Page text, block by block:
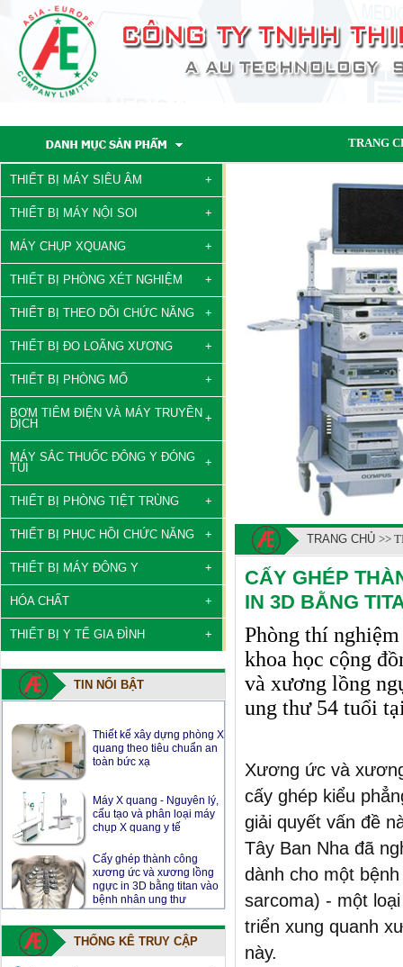
TRANG
THIẾT BỊ MÁY SIÊU ÂM
THIẾT BỊ MÁY NỘI SOI
MÁY CHỤP XQUANG
THIẾT BỊ PHÒNG XÉT NGHIỆM
THIẾT BỊ THEO DÕI CHỨC NĂNG
THIẾT BỊ ĐO LOÃNG XƯƠNG
THIẾT BỊ PHÒNG MỔ
BƠM TIÊM ĐIỆN VÀ MÁY TRUYỀN
DỊCH
MÁY SẮC THUỐC ĐÔNG Y ĐÓNG
TÚI
THIẾT BỊ PHÒNG TIỆT TRÙNG
THIẾT BỊ PHỤC HỒI CHỨC NĂNG
THIẾT BỊ MÁY ĐÔNG Y
HÓA CHẤT
THIẾT BỊ Y TẾ GIA ĐÌNH
TIN NỔI BẬT
quang theo tiêu chuẩn an
toàn bức xạ
cấu tạo và phân loại máy
chụp X quang y tế
xương ức và xương lồng
ngực in 3D bằng titan vào
bệnh nhân ung thư
Đổi mới hoàn thiện tiêu
chuẩn thiết kế bệnh viện
THỐNG KÊ TRUY CẬP
TRANG CHỦ >>
CẤY GHÉP
IN 3D BẰNG
Phòng thí
khoa học cộng
và xương lồng
ung thư 54 tuổi
Xương ức và
cấy ghép kiểu
giải quyết vấn đề
Tây Ban Nha đã
dành cho một
sarcoma) - một
triển xung quanh
này.